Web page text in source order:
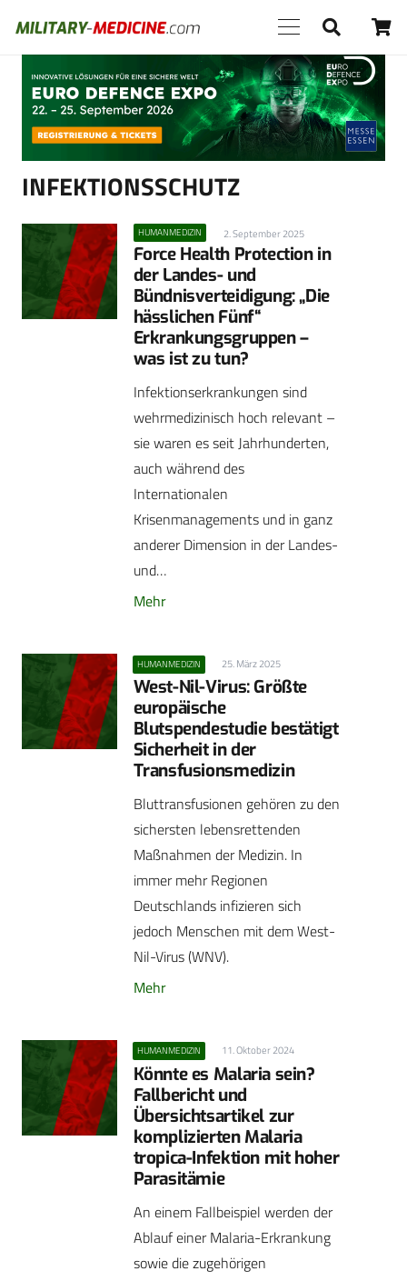
Anzeige
INFEKTIONSSCHUTZ
HUMANMEDIZIN 2. September 2025
Force Health Protection in
der Landes- und
Bündnisverteidigung: „Die
hässlichen Fünf“
Erkrankungsgruppen –
was ist zu tun?
Infektionserkrankungen sind
wehrmedizinisch hoch relevant –
sie waren es seit Jahrhunderten,
auch während des
Internationalen
Krisenmanagements und in ganz
anderer Dimension in der Landes-
und…
Mehr
HUMANMEDIZIN 25. März 2025
West-Nil-Virus: Größte
europäische
Blutspendestudie bestätigt
Sicherheit in der
Transfusionsmedizin
Bluttransfusionen gehören zu den
sichersten lebensrettenden
Maßnahmen der Medizin. In
immer mehr Regionen
Deutschlands infizieren sich
jedoch Menschen mit dem West-
Nil-Virus (WNV).
Mehr
HUMANMEDIZIN 11. Oktober 2024
Könnte es Malaria sein?
Fallbericht und
Übersichtsartikel zur
komplizierten Malaria
tropica-Infektion mit hoher
Parasitämie
An einem Fallbeispiel werden der
Ablauf einer Malaria-Erkrankung
sowie die zugehörigen